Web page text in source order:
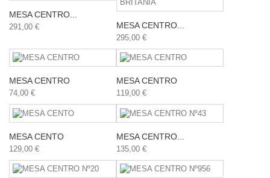
MESA CENTRO...
291,00 € MESA CENTRO...
295,00 €
MESA CENTRO
74,00 €
MESA CENTRO
119,00 €
MESA CENTO
129,00 €
MESA CENTRO...
135,00 €